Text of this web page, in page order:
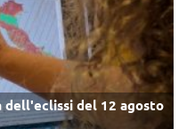
dell'eclissi del 12 agosto